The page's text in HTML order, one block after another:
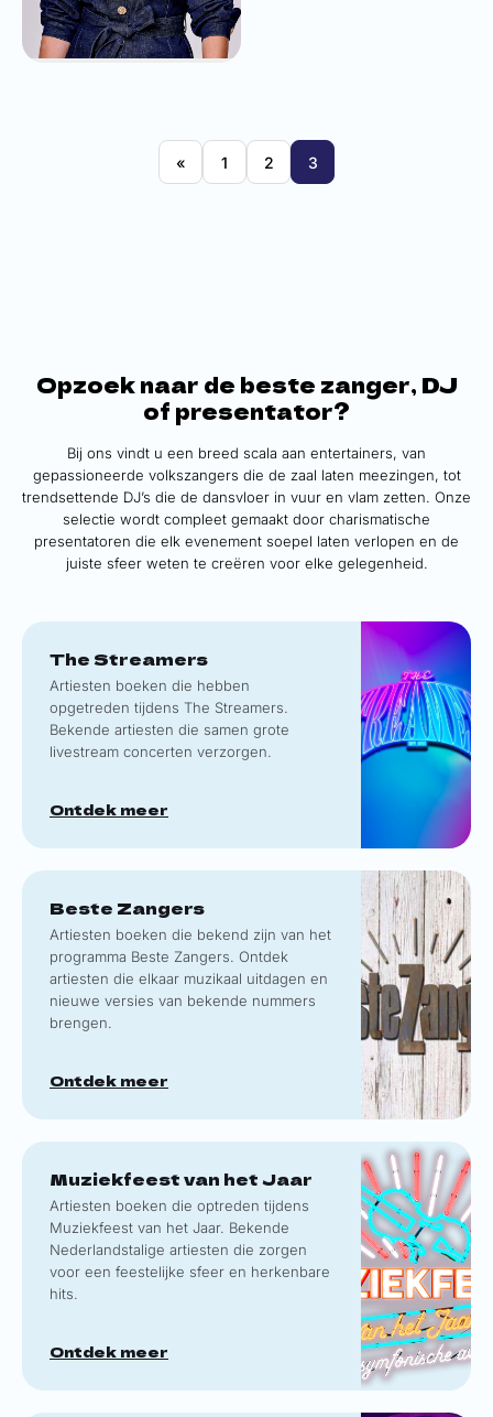
« 1 2 3
Opzoek naar de beste zanger, DJ
of presentator?
Bij ons vindt u een breed scala aan entertainers, van
gepassioneerde volkszangers die de zaal laten meezingen, tot
trendsettende DJ’s die de dansvloer in vuur en vlam zetten. Onze
selectie wordt compleet gemaakt door charismatische
presentatoren die elk evenement soepel laten verlopen en de
juiste sfeer weten te creëren voor elke gelegenheid.
The Streamers
Artiesten boeken die hebben
opgetreden tijdens The Streamers.
Bekende artiesten die samen grote
livestream concerten verzorgen.
Ontdek meer
Beste Zangers
Artiesten boeken die bekend zijn van het
programma Beste Zangers. Ontdek
artiesten die elkaar muzikaal uitdagen en
nieuwe versies van bekende nummers
brengen.
Ontdek meer
Muziekfeest van het Jaar
Artiesten boeken die optreden tijdens
Muziekfeest van het Jaar. Bekende
Nederlandstalige artiesten die zorgen
voor een feestelijke sfeer en herkenbare
hits.
Ontdek meer